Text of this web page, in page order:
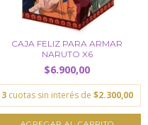
CAJA FELIZ PARA ARMAR
NARUTO X6
$6.900,00
3 cuotas sin interés de $2.300,00